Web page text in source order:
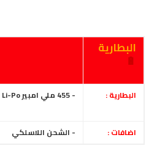
البطارية
🔋
البطارية :
اضافات : - الشحن اللاسلكي